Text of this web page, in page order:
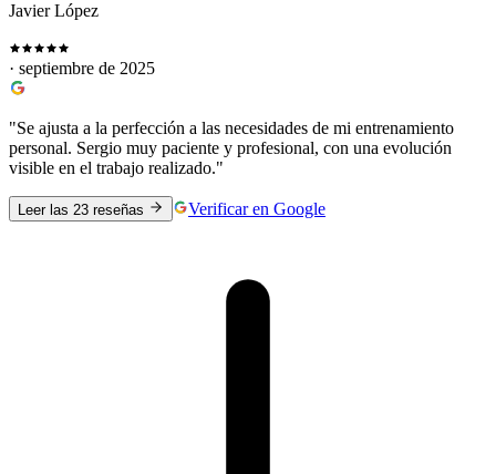
Javier López
· septiembre de 2025
"Se ajusta a la perfección a las necesidades de mi entrenamiento
personal. Sergio muy paciente y profesional, con una evolución
visible en el trabajo realizado."
Leer las 23 reseñas Verificar en Google